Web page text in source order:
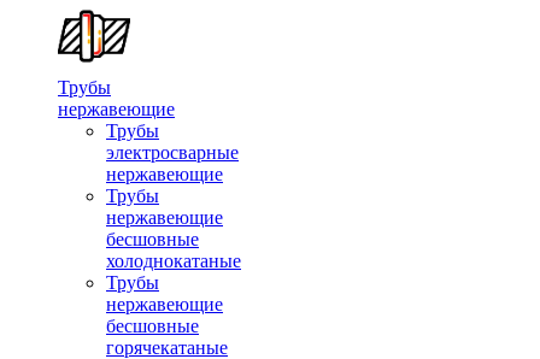
Трубы
нержавеющие
Трубы
электросварные
нержавеющие
Трубы
нержавеющие
бесшовные
холоднокатаные
Трубы
нержавеющие
бесшовные
горячекатаные